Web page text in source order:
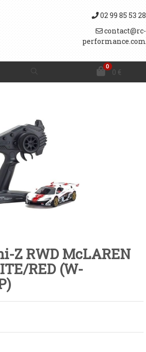
02 99 85 53 28
contact@rc-
performance.com
0
0 €
Z RWD McLAREN
RED (W-